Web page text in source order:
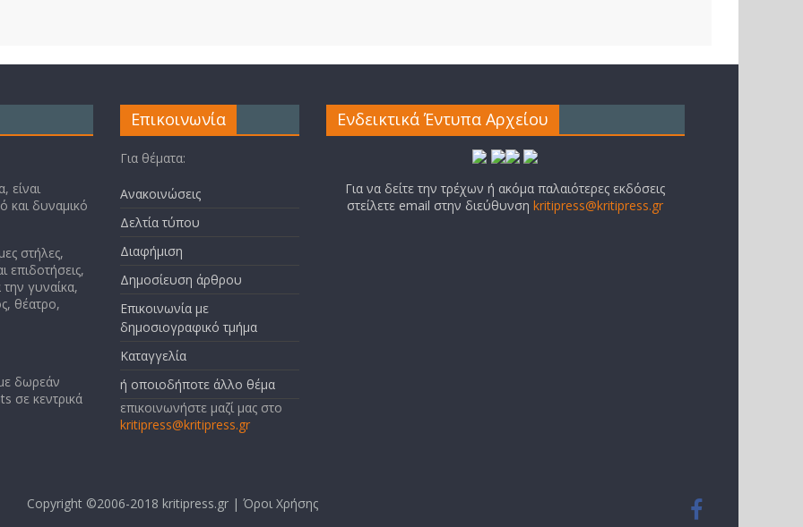
είναι
και δυναμικό
στήλες,
επιδοτήσεις,
γυναίκα,
θέατρο,
δωρεάν
σε κεντρικά
Επικοινωνία
Για θέματα:
Ανακοινώσεις
Δελτία τύπου
Διαφήμιση
Δημοσίευση άρθρου
Επικοινωνία με
δημοσιογραφικό τμήμα
Καταγγελία
ή οποιοδήποτε άλλο θέμα
επικοινωνήστε μαζί μας στο
kritipress@kritipress.gr
Ενδεικτικά Έντυπα Αρχείου
Για να δείτε την τρέχων ή ακόμα παλαιότερες εκδόσεις
στείλετε email στην διεύθυνσηkritipress@kritipress.gr
Copyright ©2006-2018 kritipress.gr | Όροι Χρήσης